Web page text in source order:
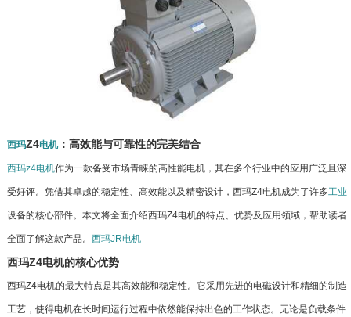
西玛Z4电机：高效能与可靠性的完美结合
西玛z4电机作为一款备受市场青睐的高性能电机，其在多个行业中的应用广泛且深
受好评。凭借其卓越的稳定性、高效能以及精密设计，西玛Z4电机成为了许多工业
设备的核心部件。本文将全面介绍西玛Z4电机的特点、优势及应用领域，帮助读者
全面了解这款产品。 西玛JR电机
西玛Z4电机的核心优势
西玛Z4电机的最大特点是其高效能和稳定性。它采用先进的电磁设计和精细的制造
工艺，使得电机在长时间运行过程中依然能保持出色的工作状态。无论是负载条件